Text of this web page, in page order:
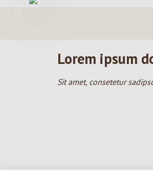
Lorem ipsum
Sit amet, consetetur